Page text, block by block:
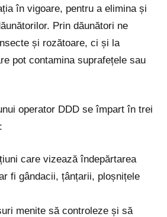
în vigoare, pentru a elimina și
Prin dăunători ne
și rozătoare, ci și la
pot contamina suprafețele sau
operator DDD se împart în trei
care vizează îndepărtarea
fi gândacii, țânțarii, ploșnițele
menite să controleze și să